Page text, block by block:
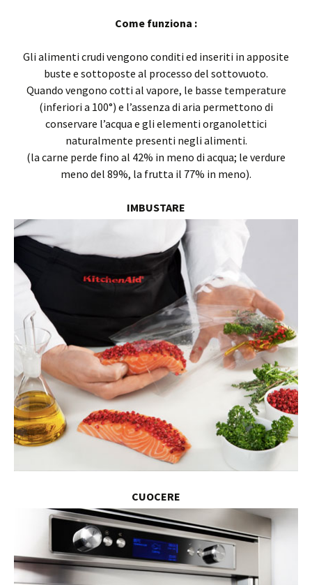
Come funziona :
Gli alimenti crudi vengono conditi ed inseriti in apposite
buste e sottoposte al processo del sottovuoto.
Quando vengono cotti al vapore, le basse temperature
(inferiori a 100°) e l’assenza di aria permettono di
conservare l’acqua e gli elementi organolettici
naturalmente presenti negli alimenti.
(la carne perde fino al 42% in meno di acqua; le verdure
meno del 89%, la frutta il 77% in meno).
IMBUSTARE
CUOCERE